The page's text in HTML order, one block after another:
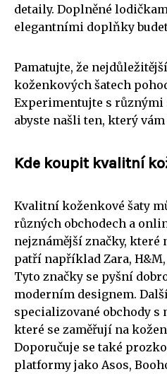
detaily. Doplněné
elegantními doplňky
Pamatujte, že
koženkových šatech
Experimentujte s různými
abyste našli ten, který
Kde koupit kvalitní
Kvalitní koženkové šaty
různých obchodech a
nejznámější značky, které
patří například Zara,
Tyto značky se pyšní
moderním designem.
specializované obchody s
které se zaměřují na
Doporučuje se také
platformy jako Asos,